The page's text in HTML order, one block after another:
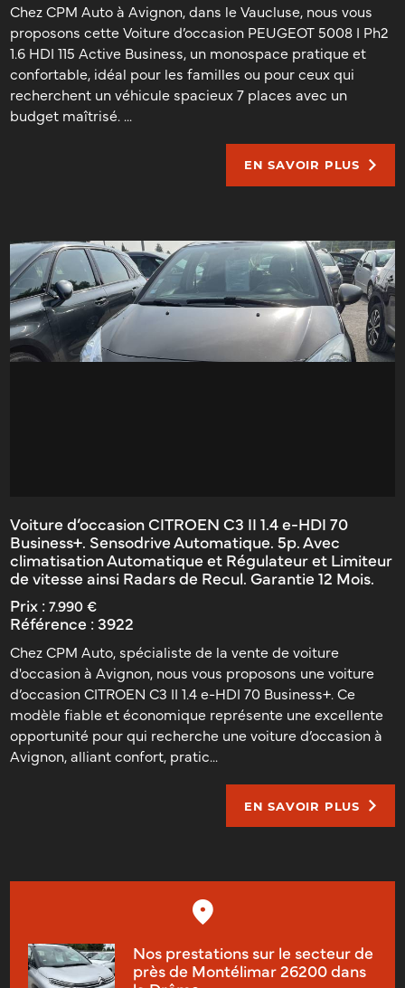
Chez CPM Auto à Avignon, dans le Vaucluse, nous vous
proposons cette Voiture d’occasion PEUGEOT 5008 I Ph2
1.6 HDI 115 Active Business, un monospace pratique et
confortable, idéal pour les familles ou pour ceux qui
recherchent un véhicule spacieux 7 places avec un
budget maîtrisé. ...
EN SAVOIR PLUS
Voiture d’occasion CITROEN C3 II 1.4 e-HDI 70
Business+. Sensodrive Automatique. 5p. Avec
climatisation Automatique et Régulateur et Limiteur
de vitesse ainsi Radars de Recul. Garantie 12 Mois.
Prix :7.990 €
Référence :3922
Chez CPM Auto, spécialiste de la vente de voiture
d'occasion à Avignon, nous vous proposons une voiture
d’occasion CITROEN C3 II 1.4 e-HDI 70 Business+. Ce
modèle fiable et économique représente une excellente
opportunité pour qui recherche une voiture d’occasion à
Avignon, alliant confort, pratic...
EN SAVOIR PLUS
Nos prestations sur le secteur de
près de Montélimar 26200 dans